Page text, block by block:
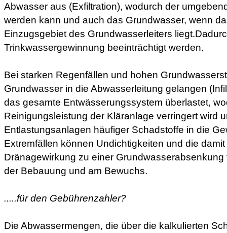
Abwasser aus (Exfiltration), wodurch der
werden kann und auch das Grundwasser, wenn
Einzugsgebiet des Grundwasserleiters
Trinkwassergewinnung beeinträchtigt werden.
Bei starken Regenfällen und hohen
Grundwasser in die Abwasserleitung gelangen
das gesamte Entwässerungssystem überlastet,
Reinigungsleistung der Kläranlage verringert wird
Entlastungsanlagen häufiger Schadstoffe in die
Extremfällen können Undichtigkeiten und die
Dränagewirkung zu einer
der Bebauung und am Bewuchs.
.....für den Gebührenzahler?
Die Abwassermengen, die über die kalkulierten